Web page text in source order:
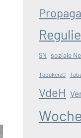
SN soziale
TabakerzG
VdeH